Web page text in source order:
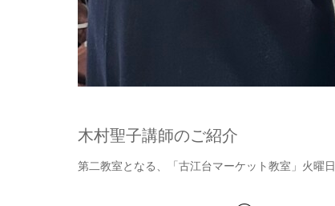
木村聖子講師のご紹介
第二教室となる、「古江台マーケット教室」火曜